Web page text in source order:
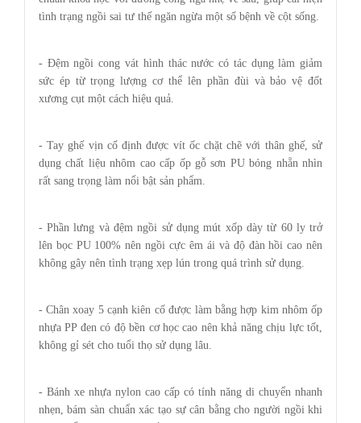
tình trạng ngồi sai tư thế ngăn ngừa một số bệnh về cột sống.
- Đệm ngồi cong vát hình thác nước có tác dụng làm giảm
sức ép từ trọng lượng cơ thể lên phần đùi và bảo vệ đốt
xương cụt một cách hiệu quả.
- Tay ghế vịn cố định được vít ốc chặt chẽ với thân ghế, sử
dụng chất liệu nhôm cao cấp ốp gỗ sơn PU bóng nhẵn nhìn
rất sang trọng làm nổi bật sản phẩm.
- Phần lưng và đệm ngồi sử dụng mút xốp dày từ 60 ly trở
lên bọc PU 100% nên ngồi cực êm ái và độ đàn hồi cao nên
không gây nên tình trạng xẹp lún trong quá trình sử dụng.
- Chân xoay 5 cạnh kiên cố được làm bằng hợp kim nhôm ốp
nhựa PP đen có độ bền cơ học cao nên khả năng chịu lực tốt,
không gỉ sét cho tuổi thọ sử dụng lâu.
- Bánh xe nhựa nylon cao cấp có tính năng di chuyển nhanh
nhẹn, bám sàn chuẩn xác tạo sự cân bằng cho người ngồi khi